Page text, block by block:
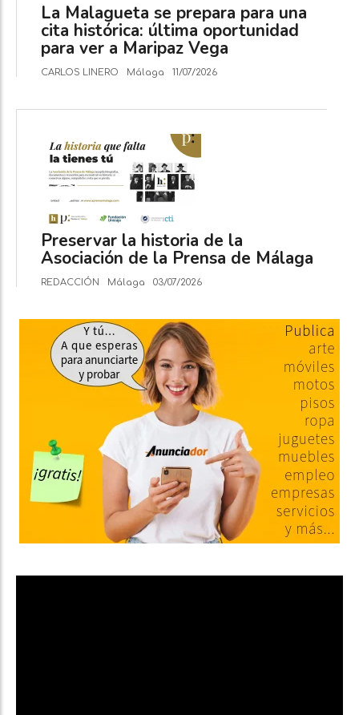
La Malagueta se prepara para una
cita histórica: última oportunidad
para ver a Maripaz Vega
CARLOS LINERO Málaga 11/07/2026
Preservar la historia de la
Asociación de la Prensa de Málaga
REDACCIÓN Málaga 03/07/2026